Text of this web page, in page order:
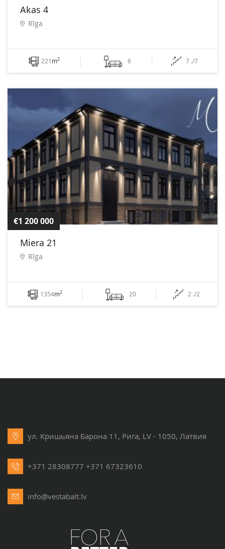
Akas 4
Rīga
221m2 6 7 ./7
€1 200 000
Miera 21
Rīga
1354m2 20 2 ./2
ул. Кришьяна Барона 11, Рига, LV - 1050, Латвия
+371 28308777 +371 67323610
info@vestabalt.lv